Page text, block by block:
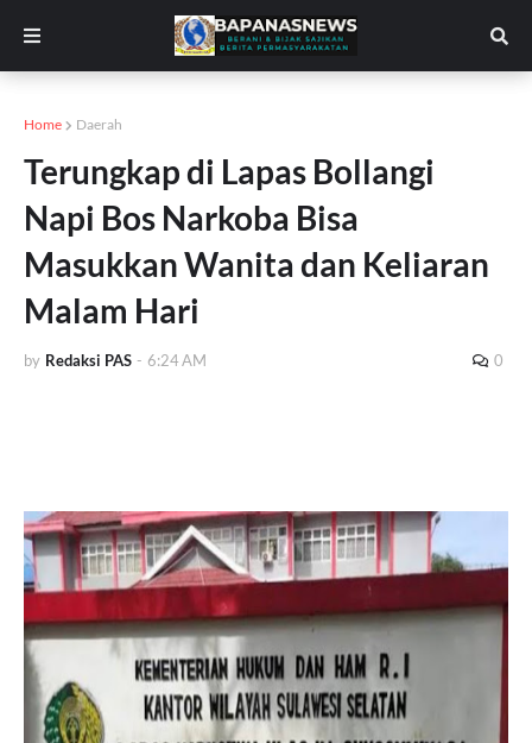
Home Daerah
Terungkap di Lapas Bollangi
Napi Bos Narkoba Bisa
Masukkan Wanita dan Keliaran
Malam Hari
by Redaksi PAS - 6:24 AM 0